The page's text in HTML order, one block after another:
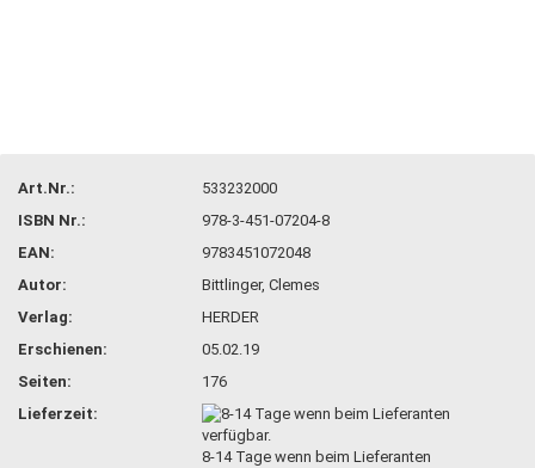
Art.Nr.:
533232000
ISBN Nr.:
978-3-451-07204-8
EAN:
9783451072048
Autor:
Bittlinger, Clemes
Verlag:
HERDER
Erschienen:
05.02.19
Seiten:
176
Lieferzeit:
8-14 Tage wenn beim Lieferanten